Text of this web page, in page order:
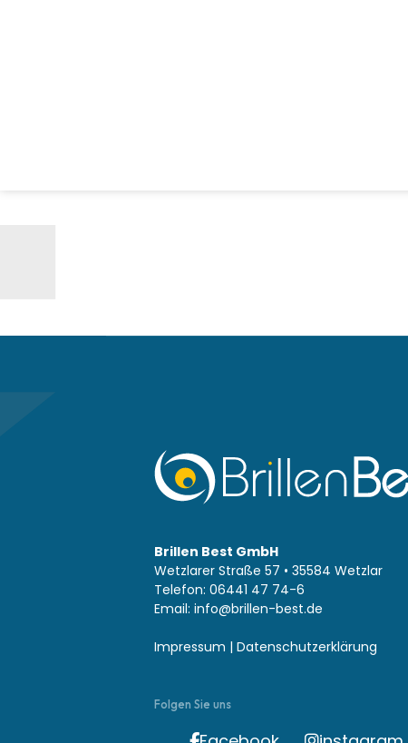
Brillen Best GmbH
Wetzlarer Straße 57 • 35584 Wetzlar
Telefon: 06441 47 74-6
Email: info@brillen-best.de
Impressum | Datenschutzerklärung
Folgen Sie uns